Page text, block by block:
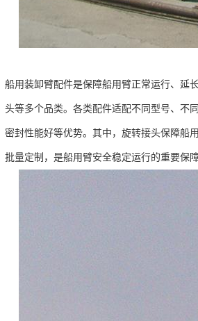
船用装卸臂配件是保障船用臂正常运行、延
头等多个品类。各类配件适配不同型号、不
密封性能好等优势。其中，旋转接头保障船
批量定制，是船用臂安全稳定运行的重要保障